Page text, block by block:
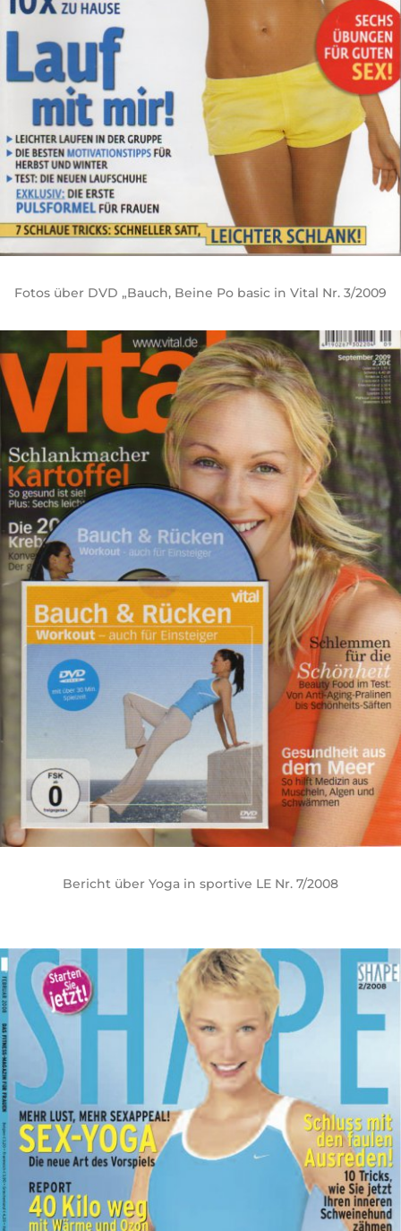
Fotos über DVD „Bauch, Beine Po basic in Vital Nr. 3/2009
Bericht über Yoga in sportive LE Nr. 7/2008